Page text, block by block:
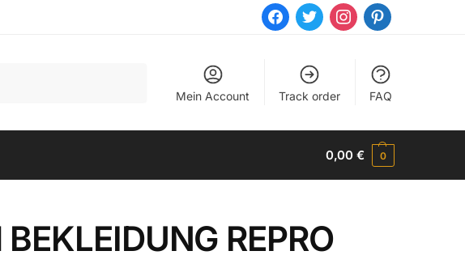
facebooktwitter instagrampinterest
Mein Account Track order FAQ
0,00€ 0
REPRO